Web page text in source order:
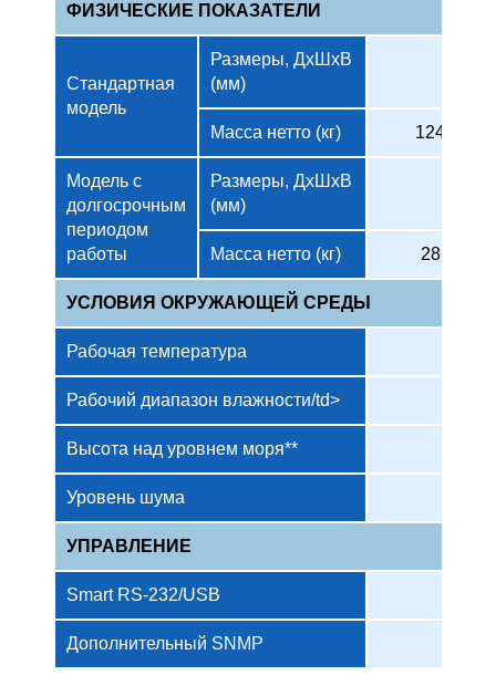
ФИЗИЧЕСКИЕ ПОКАЗАТЕЛИ
Стандартная
модель
Размеры, ДxШxВ
(мм)
Масса нетто (кг) 124
Модель с
долгосрочным
периодом
работы
Размеры, ДxШxВ
(мм)
Масса нетто (кг) 28
УСЛОВИЯ ОКРУЖАЮЩЕЙ СРЕДЫ
Рабочая температура
Рабочий диапазон влажности/td>
Высота над уровнем моря**
Уровень шума
УПРАВЛЕНИЕ
Smart RS-232/USB
Дополнительный SNMP